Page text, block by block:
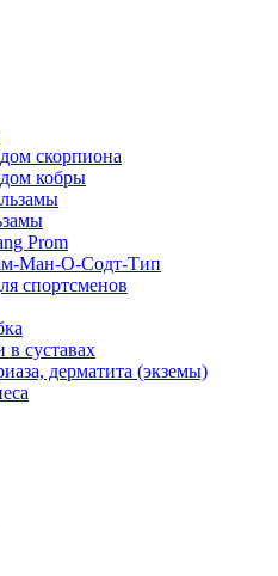
скорпиона
кобры
Prom
Ман-О-Содт-Тип
спортсменов
в суставах
дерматита (экземы)